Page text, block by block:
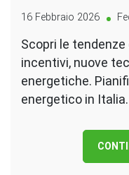
16 Febbraio 2026
Scopri le
incentivi, nuove
energetiche.
energetico in Italia.